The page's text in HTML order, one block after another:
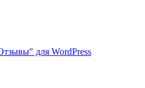
для WordPress